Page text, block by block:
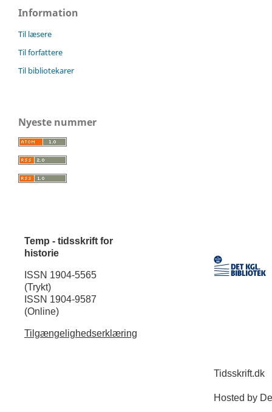
Information
Til læsere
Til forfattere
Til bibliotekarer
Nyeste nummer
Temp - tidsskrift for
historie
ISSN 1904-5565
(Trykt)
ISSN 1904-9587
(Online)
Tilgængelighedserklæring